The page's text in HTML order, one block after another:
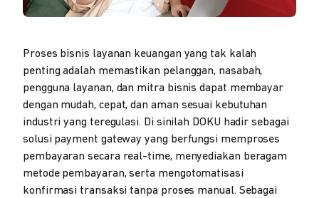
Proses bisnis layanan keuangan yang tak kalah
penting adalah memastikan pelanggan, nasabah,
pengguna layanan, dan mitra bisnis dapat membayar
dengan mudah, cepat, dan aman sesuai kebutuhan
industri yang teregulasi. Di sinilah DOKU hadir sebagai
solusi payment gateway yang berfungsi memproses
pembayaran secara real-time, menyediakan beragam
metode pembayaran, serta mengotomatisasi
konfirmasi transaksi tanpa proses manual. Sebagai